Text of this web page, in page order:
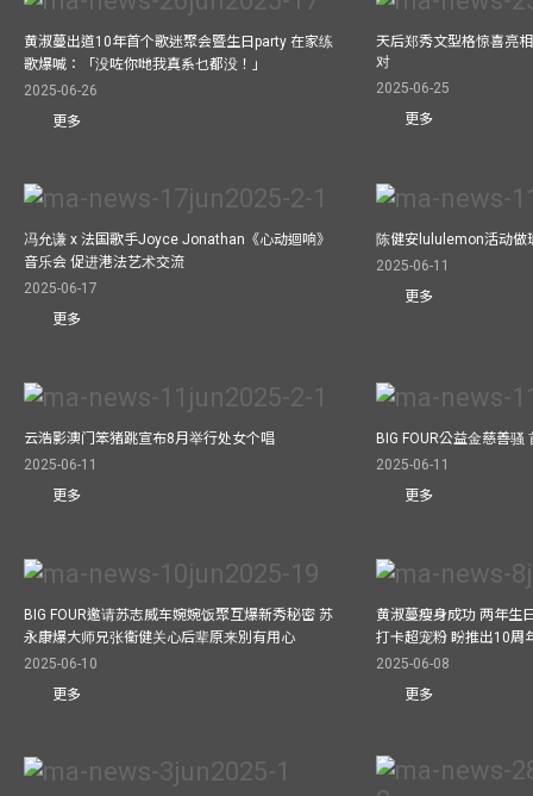
黄淑蔓出道10年首个歌迷聚会暨生日party 在家练
歌爆喊：「没咗你哋我真系乜都没！」
2025-06-26
更多
天后郑秀文型格惊喜亮
对
2025-06-25
更多
冯允谦 x 法国歌手Joyce Jonathan《心动迴响》
音乐会 促进港法艺术交流
2025-06-17
更多
陈健安lululemon活动做
2025-06-11
更多
云浩影澳门笨猪跳宣布8月举行处女个唱
2025-06-11
更多
BIG FOUR公益⾦慈善
2025-06-11
更多
BIG FOUR邀请苏志威车婉婉饭聚互爆新秀秘密 苏
永康爆大师兄张衞健关心后辈原来別有用心
2025-06-10
更多
黄淑蔓瘦身成功 两年生
打卡超宠粉 盼推出10周
2025-06-08
更多